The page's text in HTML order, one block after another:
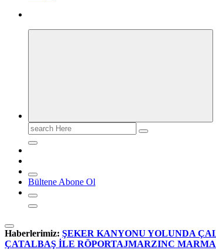
Search
for:
Bültene Abone Ol
Haberlerimiz: ŞEKER KANYONU YOLUNDA
ÇATALBAŞ İLE RÖPORTAJMARZINC